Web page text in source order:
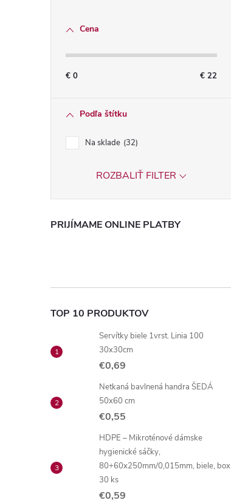
Cena
€ 0 € 22
Podľa štítku
Na sklade 32
ROZBALIŤ FILTER
PRIJÍMAME ONLINE PLATBY
TOP 10 PRODUKTOV
Servítky biele 1vrst. Linia 100
30x30cm
€0,69
Netkaná bavlnená handra ŠEDÁ
50x60 cm
€0,55
HDPE – Mikroténové dámske
hygienické sáčky,
80+60x250mm/0,015mm, biele, box
30 ks
€0,59